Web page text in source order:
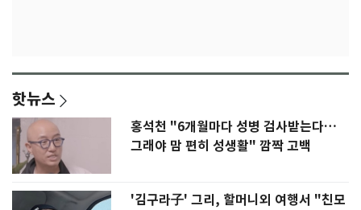
핫뉴스
홍석천 "6개월마다 성병 검사받는다…
그래야 맘 편히 성생활" 깜짝 고백
'김구라子' 그리, 할머니외 여행서 "친모